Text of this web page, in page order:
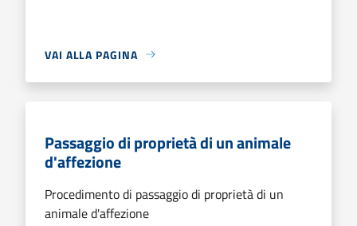
VAI ALLA PAGINA
Passaggio di proprietà di un animale
d'affezione
Procedimento di passaggio di proprietà di un
animale d'affezione